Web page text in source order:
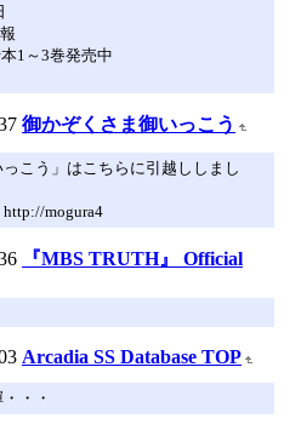
1～3巻発売中
御かぞくさま御いっこう
っこう」はこちらに引越ししまし
http://mogura4
『MBS TRUTH』 Official
Arcadia SS Database TOP
・・